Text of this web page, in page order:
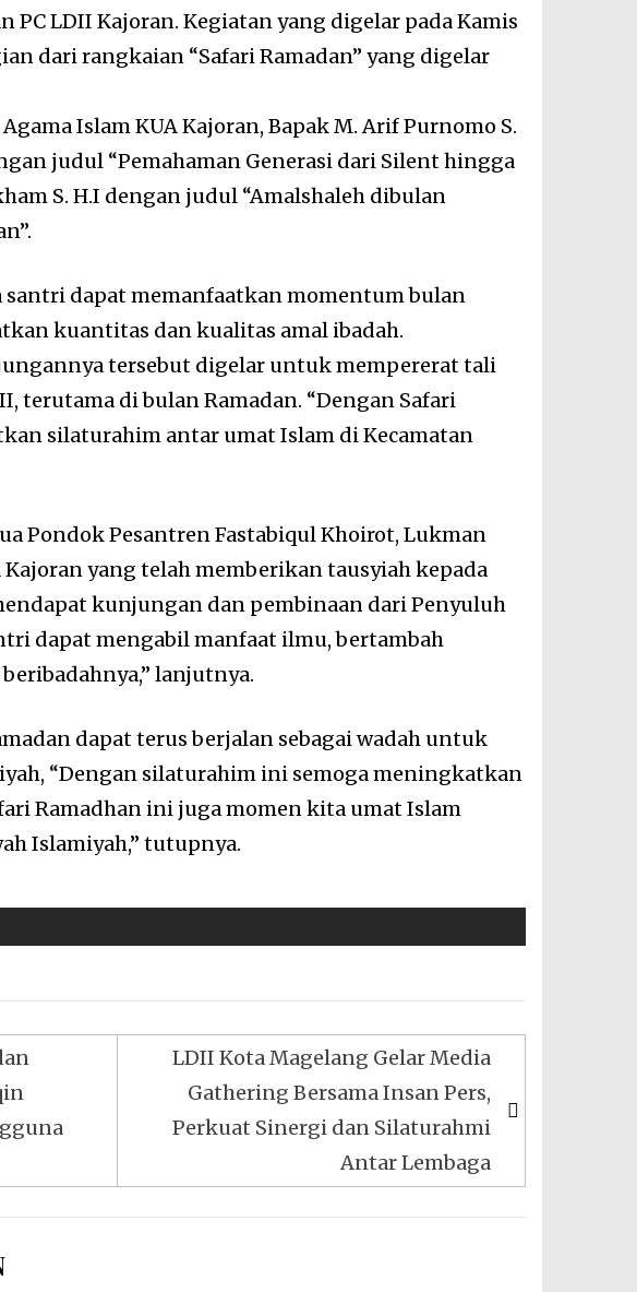
PC LDII Kajoran. Kegiatan yang digelar pada Kamis
dari rangkaian “Safari Ramadan” yang digelar
Islam KUA Kajoran, Bapak M. Arif Purnomo S.
judul “Pemahaman Generasi dari Silent hingga
S. H.I dengan judul “Amalshaleh dibulan
santri dapat memanfaatkan momentum bulan
kuantitas dan kualitas amal ibadah.
tersebut digelar untuk mempererat tali
terutama di bulan Ramadan. “Dengan Safari
silaturahim antar umat Islam di Kecamatan
Pondok Pesantren Fastabiqul Khoirot, Lukman
yang telah memberikan tausyiah kepada
kunjungan dan pembinaan dari Penyuluh
dapat mengabil manfaat ilmu, bertambah
lanjutnya.
dapat terus berjalan sebagai wadah untuk
“Dengan silaturahim ini semoga meningkatkan
Ramadhan ini juga momen kita umat Islam
Islamiyah,” tutupnya.
LDII Kota Magelang Gelar Media
Gathering Bersama Insan Pers,
Perkuat Sinergi dan Silaturahmi
Antar Lembaga